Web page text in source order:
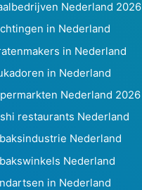
Nederland 2026
in Nederland
in Nederland
in Nederland
Nederland 2026
restaurants Nederland
Nederland
Nederland
in Nederland